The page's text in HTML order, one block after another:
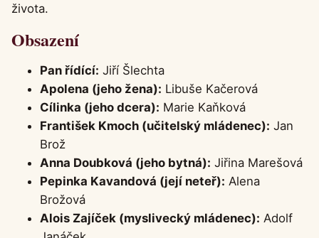
života.
Obsazení
Pan řídící: Jiří Šlechta
Apolena (jeho žena): Libuše Kačerová
Cílinka (jeho dcera): Marie Kaňková
František Kmoch (učitelský mládenec): Jan
Brož
Anna Doubková (jeho bytná): Jiřina Marešová
Pepinka Kavandová (její neteř): Alena
Brožová
Alois Zajíček (myslivecký mládenec): Adolf